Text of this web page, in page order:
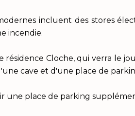
incluent des stores
incendie.
résidence Cloche, qui verra le
cave et d'une place de
une place de parking